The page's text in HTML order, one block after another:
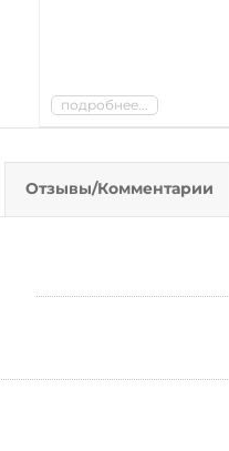
подробнее...
Отзывы/Комментарии